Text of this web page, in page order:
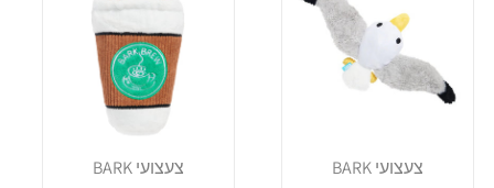
מוֹכֵר:צעצועי BARK מוֹכֵר:צעצועי BARK